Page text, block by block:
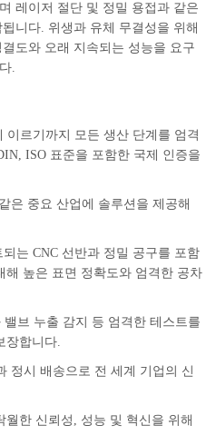
레이저 절단 및 정밀 용접과 같은
니다. 위생과 유체 무결성을 위해
도와 오래 지속되는 성능을 요구
.
이르기까지 모든 생산 단계를 엄격
ISO 표준을 포함한 국제 인증을
은 중요 산업에 솔루션을 제공해
는 CNC 선반과 정밀 공구를 포함
해 높은 표면 정확도와 엄격한 공차
밸브 누출 감지 등 엄격한 테스트를
장합니다.
정시 배송으로 전 세계 기업의 신
한 신뢰성, 성능 및 혁신을 위해